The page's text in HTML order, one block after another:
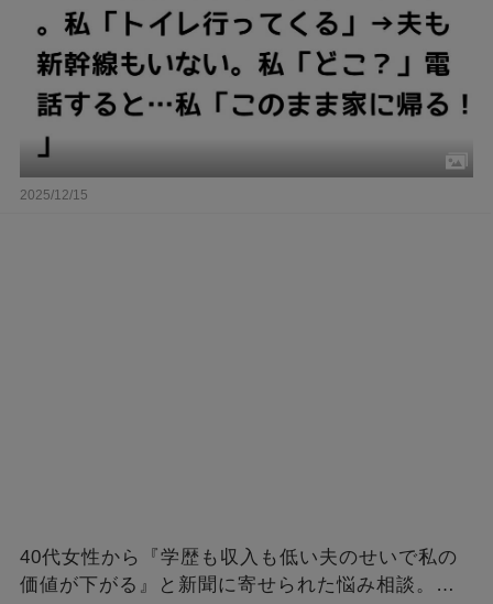
2025/12/15
40代女性から『学歴も収入も低い夫のせいで私の
価値が下がる』と新聞に寄せられた悩み相談。